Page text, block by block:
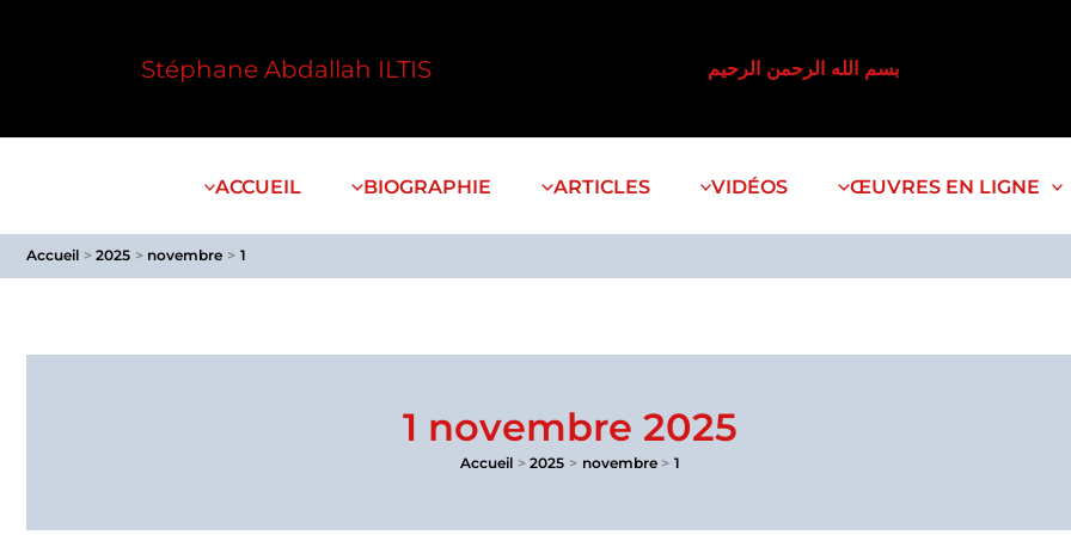
Stéphane Abdallah ILTIS بسم الله الرحمن الرحيم
ACCUEIL BIOGRAPHIE ARTICLES VIDÉOS ŒUVRES EN LIGNE
Accueil 2025 novembre 1
1 novembre 2025
Accueil 2025 novembre 1